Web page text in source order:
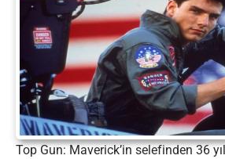
Top Gun: Maverick’in selefinden 36